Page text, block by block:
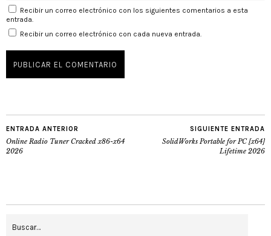
Recibir un correo electrónico con los siguientes comentarios a esta
entrada.
Recibir un correo electrónico con cada nueva entrada.
ENTRADA ANTERIOR
Online Radio Tuner Cracked x86-x64
2026
SIGUIENTE ENTRADA
SolidWorks Portable for PC [x64]
Lifetime 2026